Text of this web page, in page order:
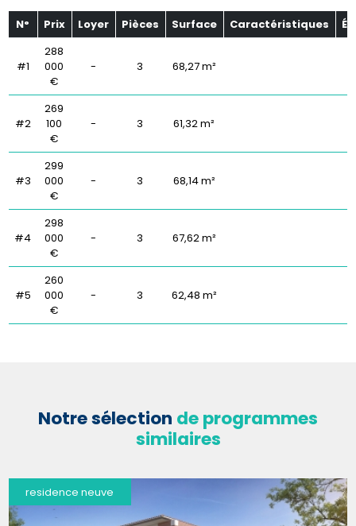
N° Prix Loyer Pièces Surface Caractéristiques
#1
288
000
€
- 3 68,27 m²
#2
269
100
€
- 3 61,32 m²
#3
299
000
€
- 3 68,14 m²
#4
298
000
€
- 3 67,62 m²
#5
260
000
€
- 3 62,48 m²
Notre sélection de programmes
similaires
residence neuve